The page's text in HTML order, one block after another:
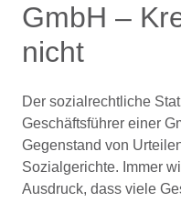
GmbH –
nicht
Der sozialrechtliche
Geschäftsführer einer
Gegenstand von
Sozialgerichte. Immer
Ausdruck, dass viele